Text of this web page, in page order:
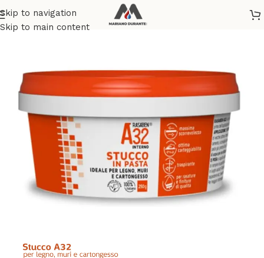
Skip to navigation
Skip to main content
Home/BRICOLAGE E FAI DA TE/